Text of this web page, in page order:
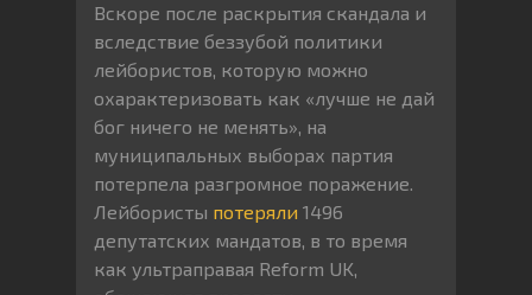
Вскоре после раскрытия скандала и
вследствие беззубой политики
лейбористов, которую можно
охарактеризовать как «лучше не дай
бог ничего не менять», на
муниципальных выборах партия
потерпела разгромное поражение.
Лейбористы потеряли 1496
депутатских мандатов, в то время
как ультраправая Reform UK,